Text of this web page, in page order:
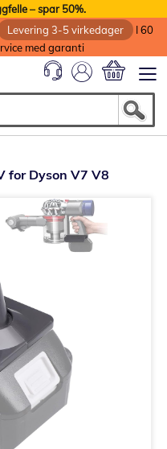
– spar 50%.
Levering 3-5 virkedager
I 60
med garanti
for Dyson V7 V8